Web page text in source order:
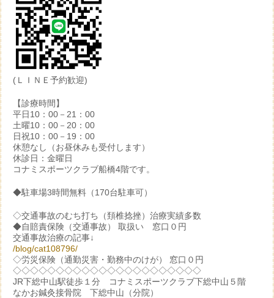
(ＬＩＮＥ予約歓迎)
【診療時間】
平日10：00－21：00
土曜10：00－20：00
日祝10：00－19：00
休憩なし（お昼休みも受付します）
休診日：金曜日
コナミスポーツクラブ船橋4階です。
◆駐車場3時間無料（170台駐車可）
◇交通事故のむち打ち（頚椎捻挫）治療実績多数
◆自賠責保険（交通事故） 取扱い 窓口０円
交通事故治療の記事↓
/blog/cat108796/
◇労災保険（通勤災害・勤務中のけが） 窓口０円
◇◇◇◇◇◇◇◇◇◇◇◇◇◇◇◇◇◇◇◇◇◇
JR下総中山駅徒歩１分 コナミスポーツクラブ下総中山５階
なかお鍼灸接骨院 下総中山（分院）